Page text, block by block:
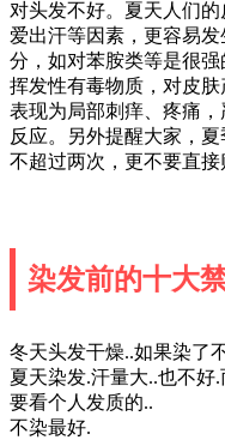
对头发不好。夏天人们
爱出汗等因素，更容易
分，如对苯胺类等是很
挥发性有毒物质，对皮肤
表现为局部刺痒、疼痛
反应。另外提醒大家，
不超过两次，更不要直接
染发前的十大
冬天头发干燥..如果染了
夏天染发.汗量大..也不好
要看个人发质的..
不染最好.